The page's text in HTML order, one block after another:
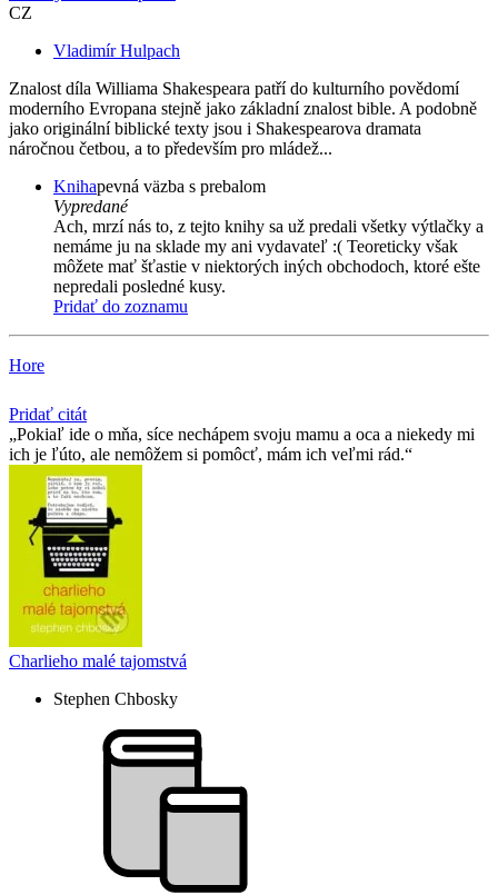
CZ
Vladimír Hulpach
Znalost díla Williama Shakespeara patří do kulturního povědomí
moderního Evropana stejně jako základní znalost bible. A podobně
jako originální biblické texty jsou i Shakespearova dramata
náročnou četbou, a to především pro mládež...
Knihapevná väzba s prebalom
Vypredané
Ach, mrzí nás to, z tejto knihy sa už predali všetky výtlačky a
nemáme ju na sklade my ani vydavateľ :( Teoreticky však
môžete mať šťastie v niektorých iných obchodoch, ktoré ešte
nepredali posledné kusy.
Pridať do zoznamu
Hore
Pridať citát
Pokiaľ ide o mňa, síce nechápem svoju mamu a oca a niekedy mi
ich je ľúto, ale nemôžem si pomôcť, mám ich veľmi rád.
Charlieho malé tajomstvá
Stephen Chbosky